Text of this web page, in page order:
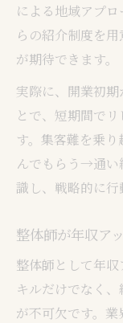
による地域アプ
らの紹介制度を
が期待できます。
実際に、開業初
とで、短期間で
す。集客難を乗
んでもらう→通い
識し、戦略的に行
整体師が年収ア
整体師として年
キルだけでなく
が不可欠です。